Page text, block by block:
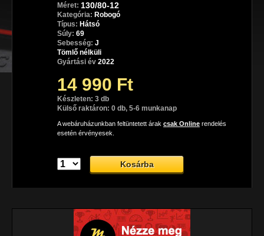
Méret: 130/80-12
Kategória: Robogó
Típus: Hátsó
Súly: 69
Sebesség: J
Tömlő nélküli
Gyártási év 2022
14 990 Ft
Készleten: 3 db
Külső raktáron: 0 db, 5-6 munkanap
A webáruházunkban feltüntetett árak csak Online rendelés
esetén érvényesek.